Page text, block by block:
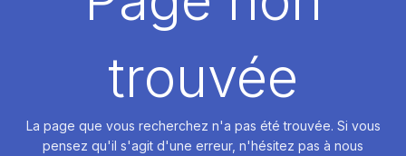
DÉMARRER
trouvée
La page que vous recherchez n'a pas été trouvée. Si vous
pensez qu'il s'agit d'une erreur, n'hésitez pas à nous